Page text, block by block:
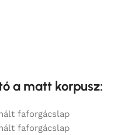
a matt korpusz:
faforgácslap
faforgácslap